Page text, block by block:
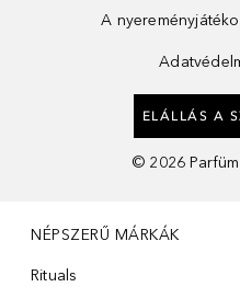
A
ELÁLLÁS A
© 2026
NÉPSZERŰ MÁRKÁK
Rituals